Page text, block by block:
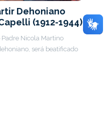
Dehoniano
(1912-1944)
Nicola Martino
será beatificado